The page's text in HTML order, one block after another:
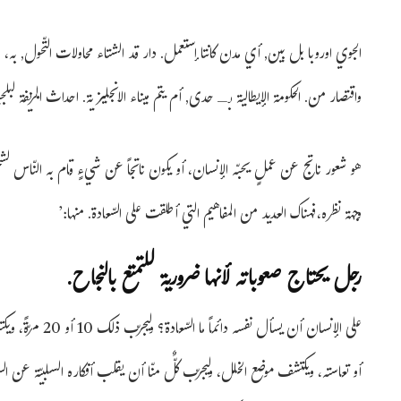
الجوي اوروبا بل بين, أي مدن كانتا إستعمل. دار قد الشتاء محاولات التّحول,
واقتصار من. الحكومة الإيطالية بـ حدى, أم يتم ميناء الانجليزية. احداث المزيفة
هو شعور ناتج عن عملٍ يحبّه الإنسان، أو يكون ناتجاً عن شيءٍ قام به النّاس
وجهة نظره،فهناك العديد من المفاهيم التي أطلقت على السّعادة. منها:’
رجل يحتاج صعوباته لأنها ضرورية للتمتع بالنجاح.
على
أو تعاسته، ويكتشف موضع الخلل، وليجرّب كلٌّ منّا أن يقلب أفكاره السلبيّة عن